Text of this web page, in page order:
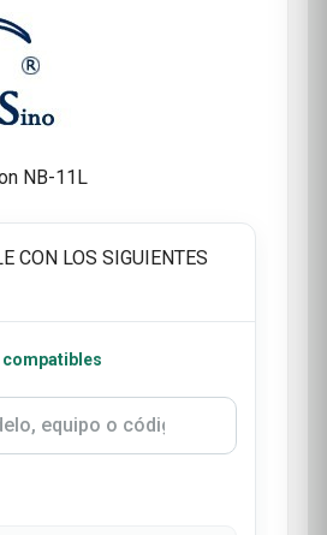
NB-11L
CON LOS SIGUIENTES